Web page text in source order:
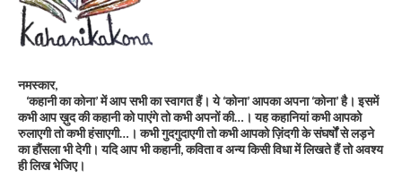
नमस्कार,
‘कहानी का कोना’ में आप सभी का स्वागत हैं। ये ‘कोना’ आपका अपना ‘कोना’ है। इसमें
कभी आप ख़ुद की कहानी को पाएंगे तो कभी अपनों की…। यह कहानियां कभी आपको
रुलाएगी तो कभी हंसाएगी…। कभी गुदगुदाएगी तो कभी आपको ज़िंदगी के संघर्षों से लड़ने
का हौंसला भी देगी। यदि आप भी कहानी, कविता व अन्य किसी विधा में लिखते हैं तो अवश्य
ही लिख भेजिए।